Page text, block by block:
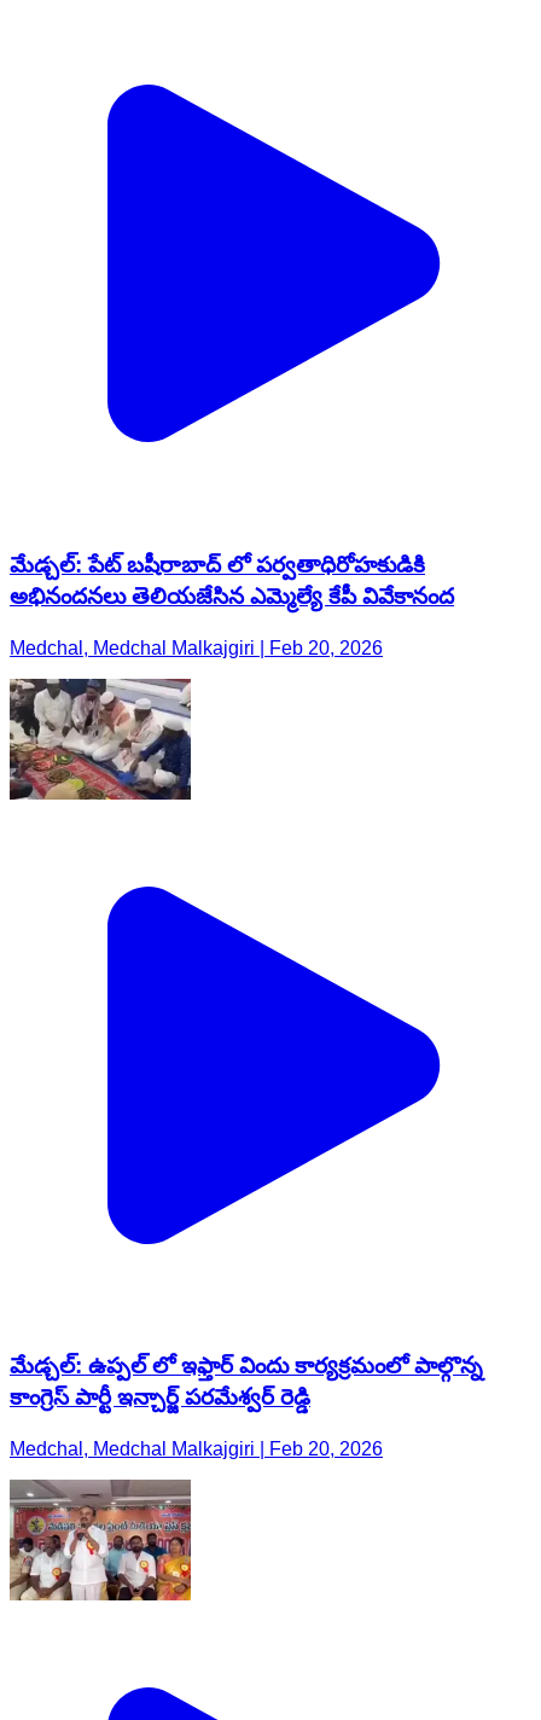
మేడ్చల్: పేట్ బషీరాబాద్ లో పర్వతాధిరోహకుడికి
అభినందనలు తెలియజేసిన ఎమ్మెల్యే కేపీ వివేకానంద
Medchal, Medchal Malkajgiri | Feb 20, 2026
మేడ్చల్: ఉప్పల్ లో ఇఫ్తార్ విందు కార్యక్రమంలో పాల్గొన్న
కాంగ్రెస్ పార్టీ ఇన్చార్జ్ పరమేశ్వర్ రెడ్డి
Medchal, Medchal Malkajgiri | Feb 20, 2026